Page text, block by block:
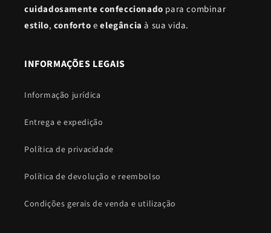
cuidadosamente confeccionado para combinar
estilo, confortoeelegânciaà sua vida.
INFORMAÇÕES LEGAIS
Informação jurídica
Entrega e expedição
Política de privacidade
Política de devolução e reembolso
Condições gerais de venda e utilização